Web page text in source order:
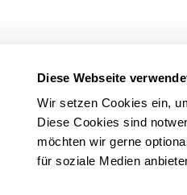
Diese Webseite
Wir setzen Cookies ein,
Diese Cookies sind
möchten wir gerne
für soziale Medien